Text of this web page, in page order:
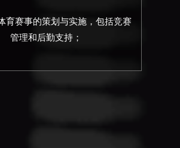
育赛事的策划与实施，包括竞赛
管理和后勤支持；